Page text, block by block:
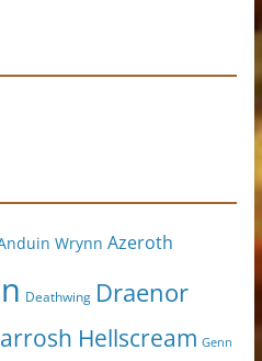
Wrynn Azeroth
Deathwing Draenor
Hellscream Genn